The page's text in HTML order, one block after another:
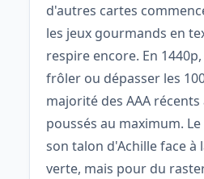
d'autres cartes
les jeux gourmands en
respire encore. En
frôler ou dépasser les
majorité des AAA récents
poussés au maximum.
son talon d'Achille face à
verte, mais pour du